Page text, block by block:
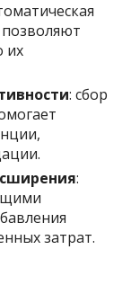
их
: сбор
:
затрат.